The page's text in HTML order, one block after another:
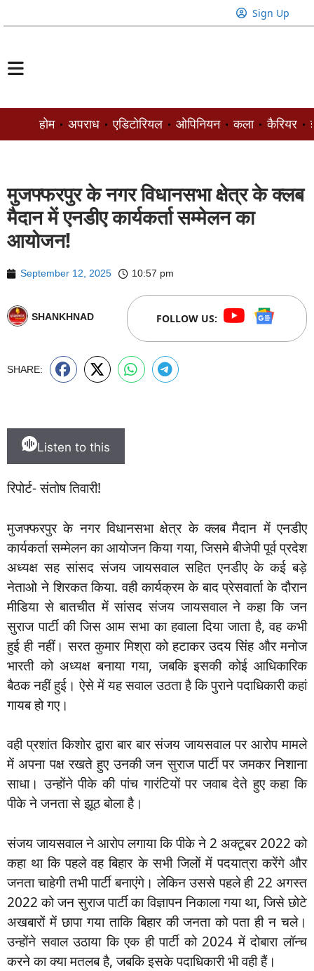
Sign Up
होम अपराध एडिटोरियल ओपिनियन कला कैरियर
मुजफ्फरपुर के नगर विधानसभा क्षेत्र के क्लब
मैदान में एनडीए कार्यकर्ता सम्मेलन का
आयोजन!
September 12, 2025 10:57 pm
SHANKHNAD FOLLOW US:
SHARE:
Listen to this
रिपोर्ट- संतोष तिवारी!
मुजफ्फरपुर के नगर विधानसभा क्षेत्र के क्लब मैदान में एनडीए
कार्यकर्ता सम्मेलन का आयोजन किया गया, जिसमे बीजेपी पूर्व प्रदेश
अध्यक्ष सह सांसद संजय जायसवाल सहित एनडीए के कई बड़े
नेताओ ने शिरकत किया. वही कार्यक्रम के बाद प्रेसवार्ता के दौरान
मीडिया से बातचीत में सांसद संजय जायसवाल ने कहा कि जन
सुराज पार्टी की जिस आम सभा का हवाला दिया जाता है, वह कभी
हुई ही नहीं। सरत कुमार मिश्रा को हटाकर उदय सिंह और मनोज
भारती को अध्यक्ष बनाया गया, जबकि इसकी कोई आधिकारिक
बैठक नहीं हुई। ऐसे में यह सवाल उठता है कि पुराने पदाधिकारी कहां
गायब हो गए।
वही प्रशांत किशोर द्वारा बार बार संजय जायसवाल पर आरोप मामले
में अपना पक्ष रखते हुए उनकी जन सुराज पार्टी पर जमकर निशाना
साधा। उन्होंने पीके की पांच गारंटियों पर जवाब देते हुए कहा कि
पीके ने जनता से झूठ बोला है।
संजय जायसवाल ने आरोप लगाया कि पीके ने 2 अक्टूबर 2022 को
कहा था कि पहले वह बिहार के सभी जिलों में पदयात्रा करेंगे और
जनता चाहेगी तभी पार्टी बनाएंगे। लेकिन उससे पहले ही 22 अगस्त
2022 को जन सुराज पार्टी का विज्ञापन निकाला गया था, जिसे छोटे
अखबारों में छापा गया ताकि बिहार की जनता को पता ही न चले।
उन्होंने सवाल उठाया कि एक ही पार्टी को 2024 में दोबारा लॉन्च
करने का क्या मतलब है, जबकि इसके पदाधिकारी भी वही हैं।